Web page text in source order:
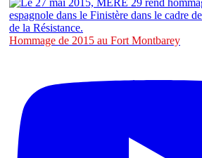
Hommage de 2015 au Fort Montbarey